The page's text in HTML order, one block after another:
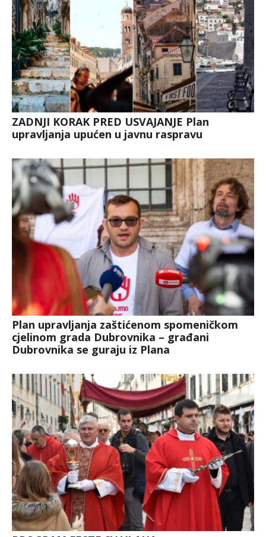
ZADNJI KORAK PRED USVAJANJE Plan
upravljanja upućen u javnu raspravu
Plan upravljanja zaštićenom spomeničkom
cjelinom grada Dubrovnika – građani
Dubrovnika se guraju iz Plana